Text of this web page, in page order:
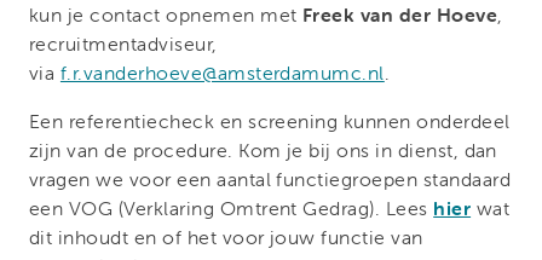
kun je contact opnemen met Freek van der Hoeve,
recruitmentadviseur,
via f.r.vanderhoeve@amsterdamumc.nl.
Een referentiecheck en screening kunnen onderdeel
zijn van de procedure. Kom je bij ons in dienst, dan
vragen we voor een aantal functiegroepen standaard
een VOG (Verklaring Omtrent Gedrag). Lees hier wat
dit inhoudt en of het voor jouw functie van